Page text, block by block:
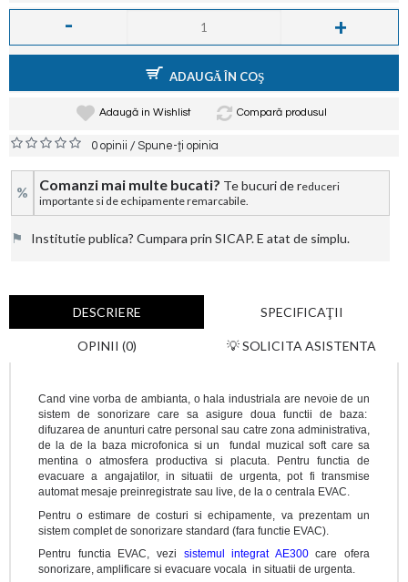
- +
ADAUGĂ ÎN COŞ
Adaugă in Wishlist Compară produsul
0 opinii /Spune-ţi opinia
% Comanzi mai multe bucati? Te bucuri de reduceri
importante si de echipamente remarcabile.
⚑ Institutie publica? Cumpara prin SICAP. E atat de simplu.
DESCRIERE SPECIFICAŢII
OPINII (0) 💡 SOLICITA ASISTENTA
Cand vine vorba de ambianta, o hala industriala are nevoie de un
sistem de sonorizare care sa asigure doua functii de baza:
difuzarea de anunturi catre personal sau catre zona administrativa,
de la de la baza microfonica si un fundal muzical soft care sa
mentina o atmosfera productiva si placuta. Pentru functia de
evacuare a angajatilor, in situatii de urgenta, pot fi transmise
automat mesaje preinregistrate sau live, de la o centrala EVAC.
Pentru o estimare de costuri si echipamente, va prezentam un
sistem complet de sonorizare standard (fara functie EVAC).
Pentru functia EVAC, vezi sistemul integrat AE300care ofera
sonorizare, amplificare si evacuare vocala in situatii de urgenta.